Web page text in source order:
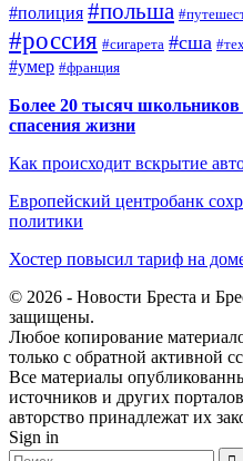
#полиция #польша
#россия #сигарета #сша
#умер #франция
Более 20 тысяч
спасения жизни
Как происходит вскрытие
Европейский центробанк
политики
Хостер повысил тариф на
© 2026 - Новости Бреста и
защищены.
Любое копирование
только с обратной активной
Все материалы
источников и других
авторство принадлежат их
Sign in